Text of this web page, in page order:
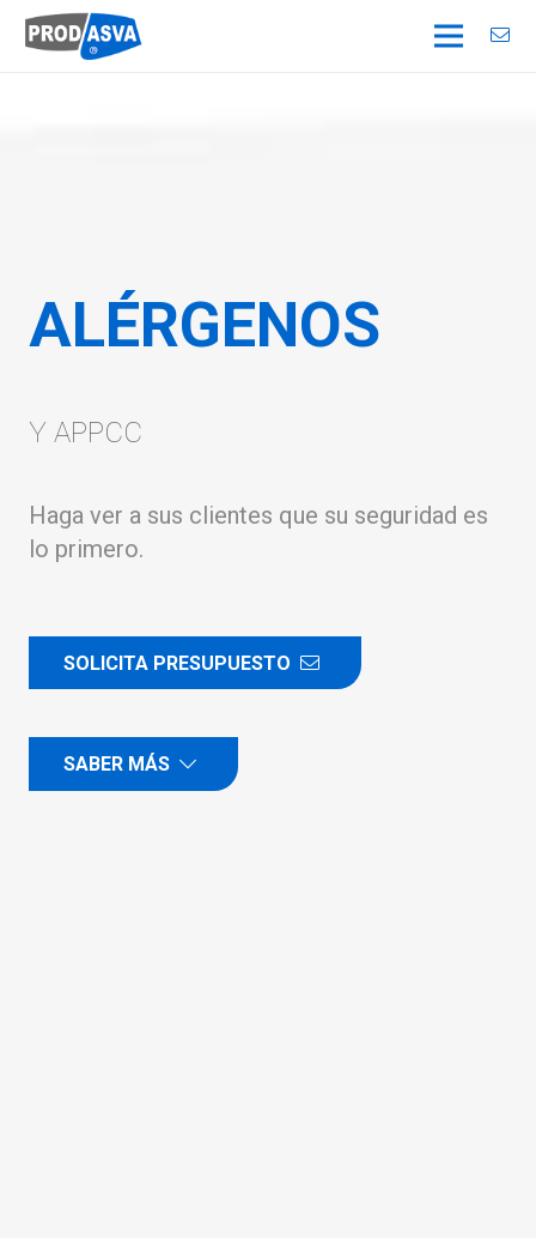
ALÉRGENOS
Y APPCC
Haga ver a sus clientes que su seguridad es
lo primero.
SOLICITA PRESUPUESTO
SABER MÁS